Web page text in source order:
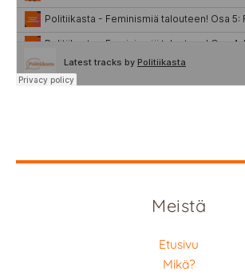
Meistä
Etusivu
Mikä?